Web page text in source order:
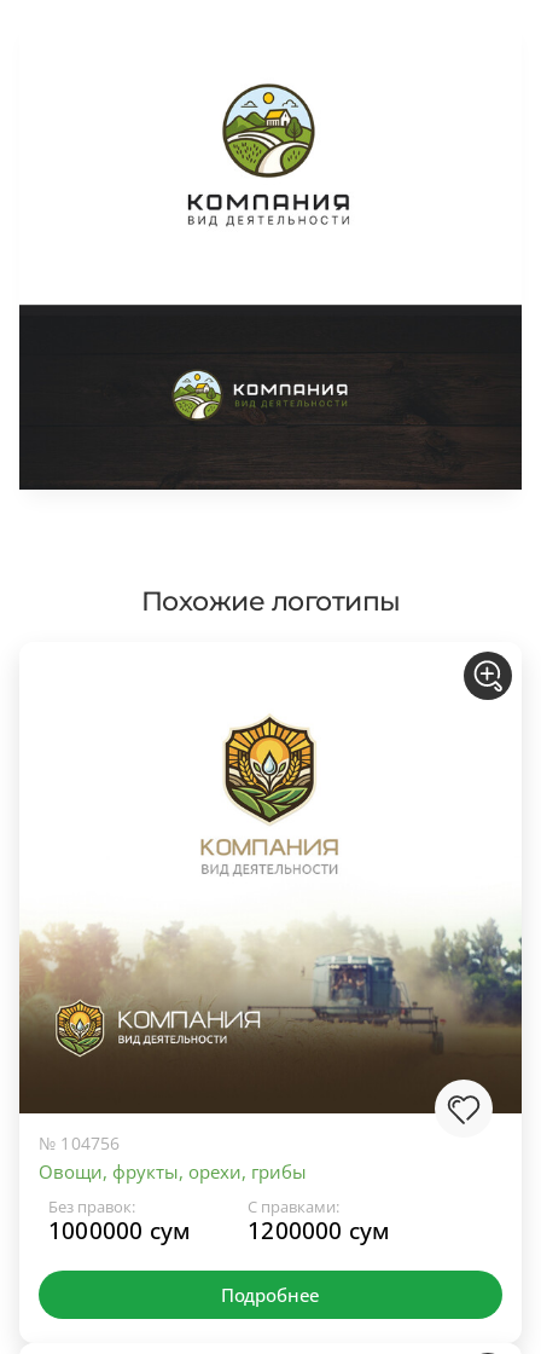
Похожие логотипы
№ 104756
Овощи, фрукты, орехи, грибы
Без правок:
1000000 сум
С правками:
1200000 сум
Подробнее